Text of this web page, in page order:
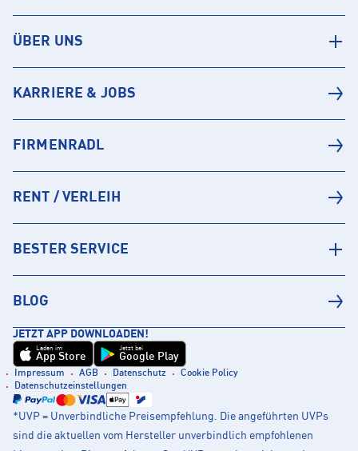
ÜBER UNS
KARRIERE & JOBS
FIRMENRADL
RENT / VERLEIH
BESTER SERVICE
BLOG
JETZT APP DOWNLOADEN!
Laden im
App Store
Jetzt bei
Google Play
Impressum AGB Datenschutz
Cookie Policy
Datenschutzeinstellungen
*UVP = Unverbindliche Preisempfehlung. Die angeführten UVPs
sind die aktuellen vom Hersteller unverbindlich empfohlenen